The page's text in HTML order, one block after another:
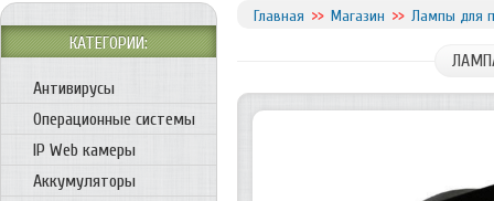
Главная Магазин Лампы для
КАТЕГОРИИ:
Антивирусы
Операционные системы
IP Web камеры
Аккумуляторы